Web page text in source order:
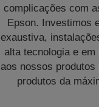
complicações com
Epson. Investimos
exaustiva,
alta tecnologia e
aos nossos
produtos da